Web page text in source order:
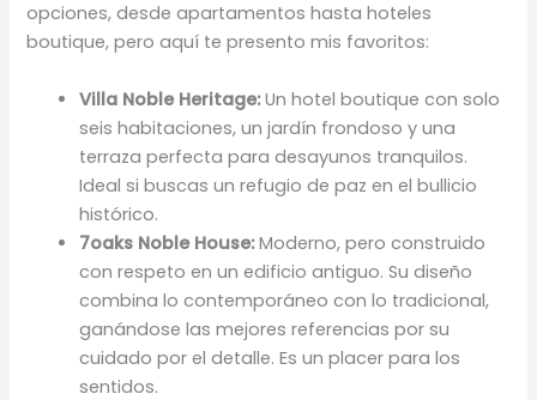
opciones, desde apartamentos hasta hoteles
boutique, pero aquí te presento mis favoritos:
Villa Noble Heritage:Un hotel boutique con solo
seis habitaciones, un jardín frondoso y una
terraza perfecta para desayunos tranquilos.
Ideal si buscas un refugio de paz en el bullicio
histórico.
7oaks Noble House:Moderno, pero construido
con respeto en un edificio antiguo. Su diseño
combina lo contemporáneo con lo tradicional,
ganándose las mejores referencias por su
cuidado por el detalle. Es un placer para los
sentidos.